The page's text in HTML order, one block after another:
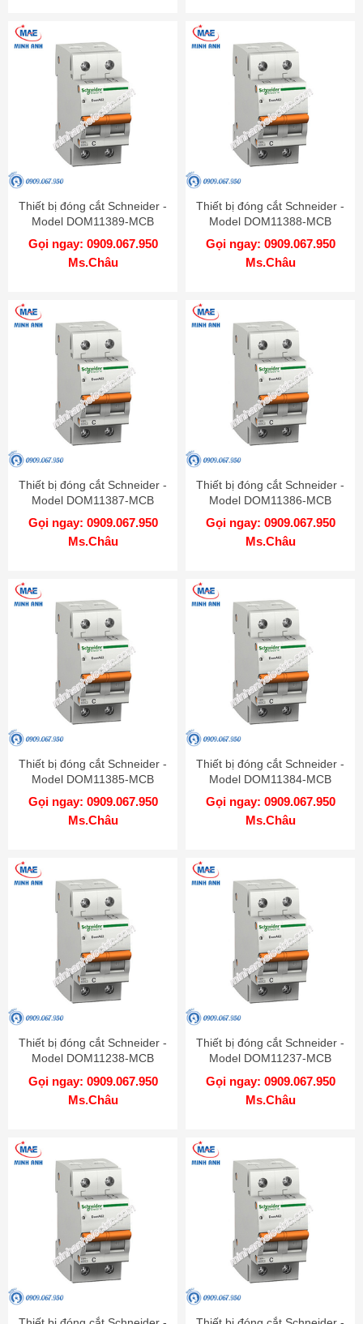
Thiết bị đóng cắt Schneider -
Model DOM11389-MCB
Gọi ngay: 0909.067.950
Ms.Châu
Thiết bị đóng cắt Schneider -
Model DOM11388-MCB
Gọi ngay: 0909.067.950
Ms.Châu
Thiết bị đóng cắt Schneider -
Model DOM11387-MCB
Gọi ngay: 0909.067.950
Ms.Châu
Thiết bị đóng cắt Schneider -
Model DOM11386-MCB
Gọi ngay: 0909.067.950
Ms.Châu
Thiết bị đóng cắt Schneider -
Model DOM11385-MCB
Gọi ngay: 0909.067.950
Ms.Châu
Thiết bị đóng cắt Schneider -
Model DOM11384-MCB
Gọi ngay: 0909.067.950
Ms.Châu
Thiết bị đóng cắt Schneider -
Model DOM11238-MCB
Gọi ngay: 0909.067.950
Ms.Châu
Thiết bị đóng cắt Schneider -
Model DOM11237-MCB
Gọi ngay: 0909.067.950
Ms.Châu